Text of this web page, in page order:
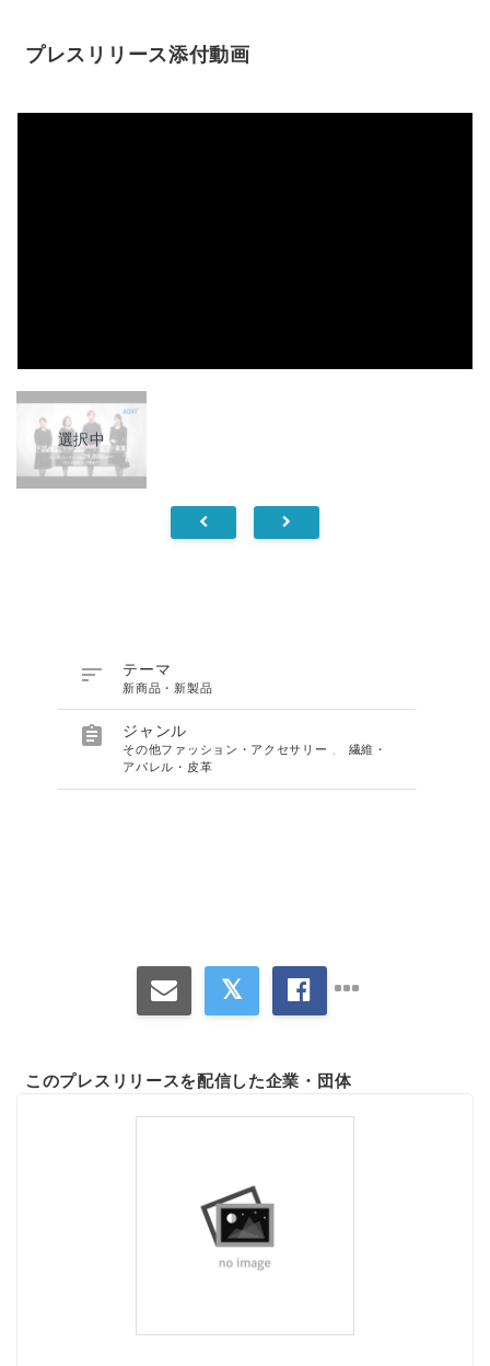
プレスリリース添付動画
選択中
 テーマ
新商品・新製品
 ジャンル
その他ファッション・アクセサリー
繊維・
アパレル・皮革
このプレスリリースを配信した企業・団体